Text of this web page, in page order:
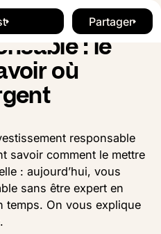
: le
où
responsable
savoir comment le mettre
: aujourd’hui, vous
sans être expert en
temps. On vous explique
Button
Partager